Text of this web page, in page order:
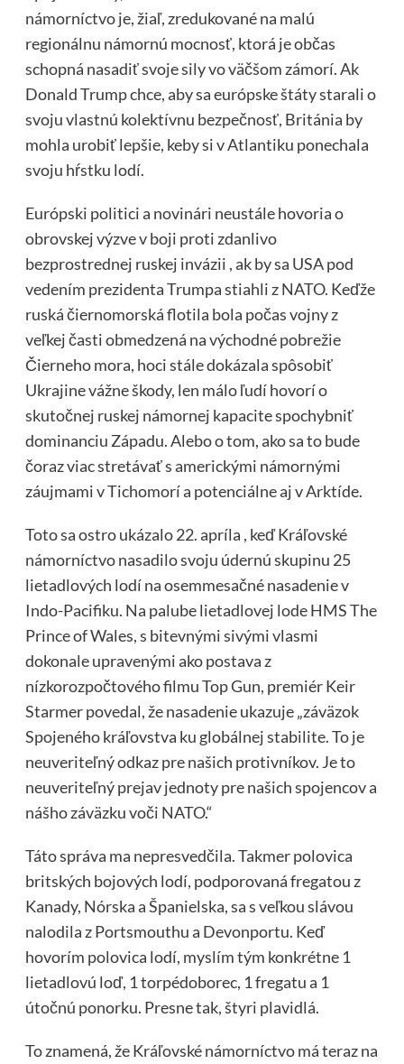
námorníctvo je, žiaľ, zredukované na malú
regionálnu námornú mocnosť, ktorá je občas
schopná nasadiť svoje sily vo väčšom zámorí. Ak
Donald Trump chce, aby sa európske štáty starali o
svoju vlastnú kolektívnu bezpečnosť, Británia by
mohla urobiť lepšie, keby si v Atlantiku ponechala
svoju hŕstku lodí.
Európski politici a novinári neustále hovoria o
obrovskej výzve v boji proti zdanlivo
bezprostrednej ruskej invázii , ak by sa USA pod
vedením prezidenta Trumpa stiahli z NATO. Keďže
ruská čiernomorská flotila bola počas vojny z
veľkej časti obmedzená na východné pobrežie
Čierneho mora, hoci stále dokázala spôsobiť
Ukrajine vážne škody, len málo ľudí hovorí o
skutočnej ruskej námornej kapacite spochybniť
dominanciu Západu. Alebo o tom, ako sa to bude
čoraz viac stretávať s americkými námornými
záujmami v Tichomorí a potenciálne aj v Arktíde.
Toto sa ostro ukázalo 22. apríla , keď Kráľovské
námorníctvo nasadilo svoju údernú skupinu 25
lietadlových lodí na osemmesačné nasadenie v
Indo-Pacifiku. Na palube lietadlovej lode HMS The
Prince of Wales, s bitevnými sivými vlasmi
dokonale upravenými ako postava z
nízkorozpočtového filmu Top Gun, premiér Keir
Starmer povedal, že nasadenie ukazuje „záväzok
Spojeného kráľovstva ku globálnej stabilite. To je
neuveriteľný odkaz pre našich protivníkov. Je to
neuveriteľný prejav jednoty pre našich spojencov a
nášho záväzku voči NATO.“
Táto správa ma nepresvedčila. Takmer polovica
britských bojových lodí, podporovaná fregatou z
Kanady, Nórska a Španielska, sa s veľkou slávou
nalodila z Portsmouthu a Devonportu. Keď
hovorím polovica lodí, myslím tým konkrétne 1
lietadlovú loď, 1 torpédoborec, 1 fregatu a 1
útočnú ponorku. Presne tak, štyri plavidlá.
To znamená, že Kráľovské námorníctvo má teraz na